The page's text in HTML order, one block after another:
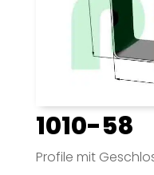
1010-58
Profile mit